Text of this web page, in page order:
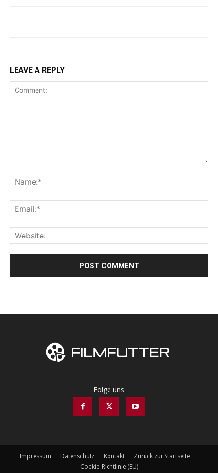
LEAVE A REPLY
Folge uns
Impressum Datenschutz Kontakt
Zurück zur Startseite
Cookie-Richtlinie (EU)